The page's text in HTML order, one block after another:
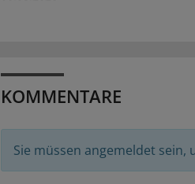
KOMMENTARE
Sie müssen angemeldet